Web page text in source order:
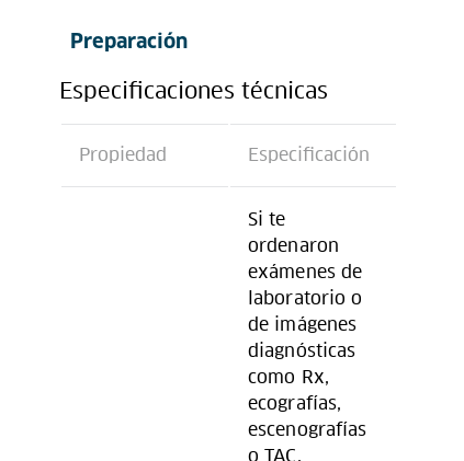
Preparación
Especificaciones técnicas
Propiedad Especificación
Si te
ordenaron
exámenes de
laboratorio o
de imágenes
diagnósticas
como Rx,
ecografías,
escenografías
o TAC,